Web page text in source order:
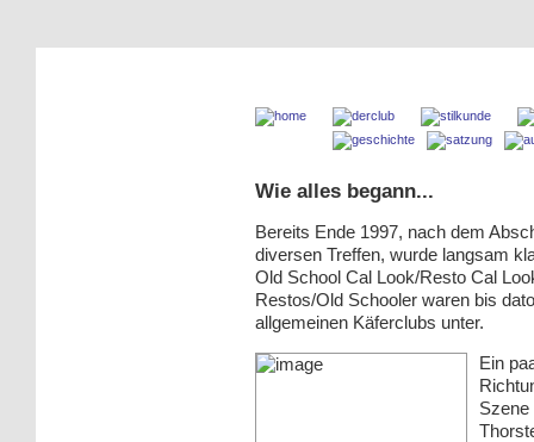
Wie alles begann...
Bereits Ende 1997, nach dem
diversen Treffen, wurde langsam
Old School Cal Look/Resto Cal
Restos/Old Schooler waren bis
allgemeinen Käferclubs unter.
Ein
Szene